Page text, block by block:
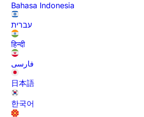
Bahasa Indonesia
עברית
हिन्दी
فارسی
日本語
한국어